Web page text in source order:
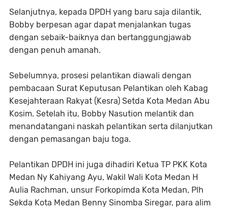
Selanjutnya, kepada DPDH yang baru saja dilantik,
Bobby berpesan agar dapat menjalankan tugas
dengan sebaik-baiknya dan bertanggungjawab
dengan penuh amanah.
Sebelumnya, prosesi pelantikan diawali dengan
pembacaan Surat Keputusan Pelantikan oleh Kabag
Kesejahteraan Rakyat (Kesra) Setda Kota Medan Abu
Kosim. Setelah itu, Bobby Nasution melantik dan
menandatangani naskah pelantikan serta dilanjutkan
dengan pemasangan baju toga.
Pelantikan DPDH ini juga dihadiri Ketua TP PKK Kota
Medan Ny Kahiyang Ayu, Wakil Wali Kota Medan H
Aulia Rachman, unsur Forkopimda Kota Medan, Plh
Sekda Kota Medan Benny Sinomba Siregar, para alim